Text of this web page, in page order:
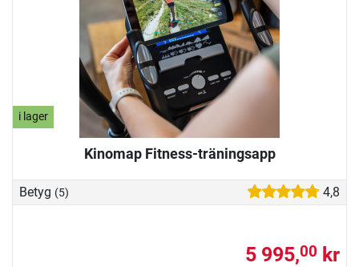
i lager
Kinomap Fitness-träningsapp
Betyg (5) 4,8
5 995,00 kr